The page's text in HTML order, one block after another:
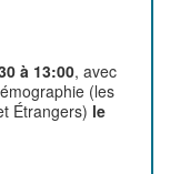
à 13:00, avec
(les
Étrangers) le